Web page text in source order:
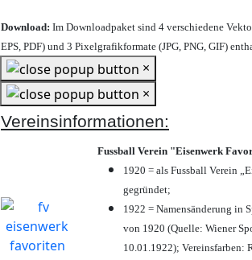
Download: Im Downloadpaket sind 4 verschiedene
EPS, PDF) und 3 Pixelgrafikformate (JPG, PNG, GIF)
×
×
Vereinsinformationen:
Fussball Verein "Eisenwerk
1920 = als Fussball Verein
gegründet;
1922 = Namensänderung in
von 1920 (Quelle: Wiener
10.01.1922); Vereinsfarben: